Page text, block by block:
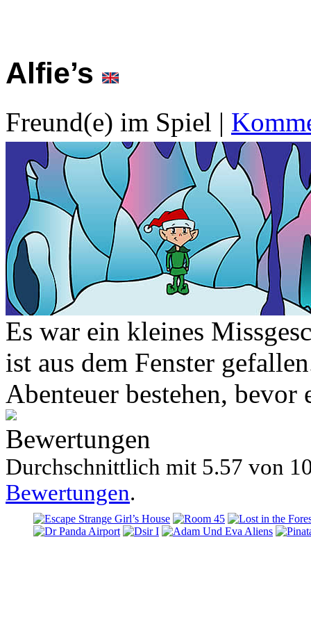
Alfie’s
Freund(e) im Spiel |
Es war ein kleines
ist aus dem Fenster
Abenteuer bestehen,
Bewertungen
Durchschnittlich mit 5.57 von
Bewertungen.